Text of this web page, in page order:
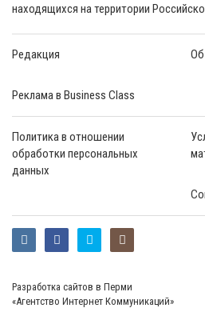
находящихся на территории
Редакция Об
Реклама в Business Class
Политика в отношении
обработки персональных
данных
Разработка сайтов в Перми
«Агентство Интернет Коммуникаций»